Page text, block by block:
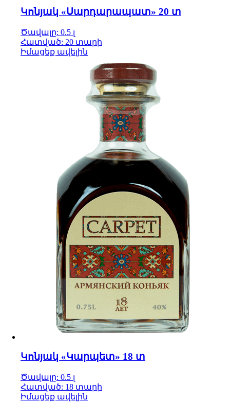
Կոնյակ «Սարդարապատ» 20 տ
Ծավալը: 0.5 լ
Հատված: 20 տարի
Իմացեք ավելին
Կոնյակ «Կարպետ» 18 տ
Ծավալը: 0.5 լ
Հատված: 18 տարի
Իմացեք ավելին